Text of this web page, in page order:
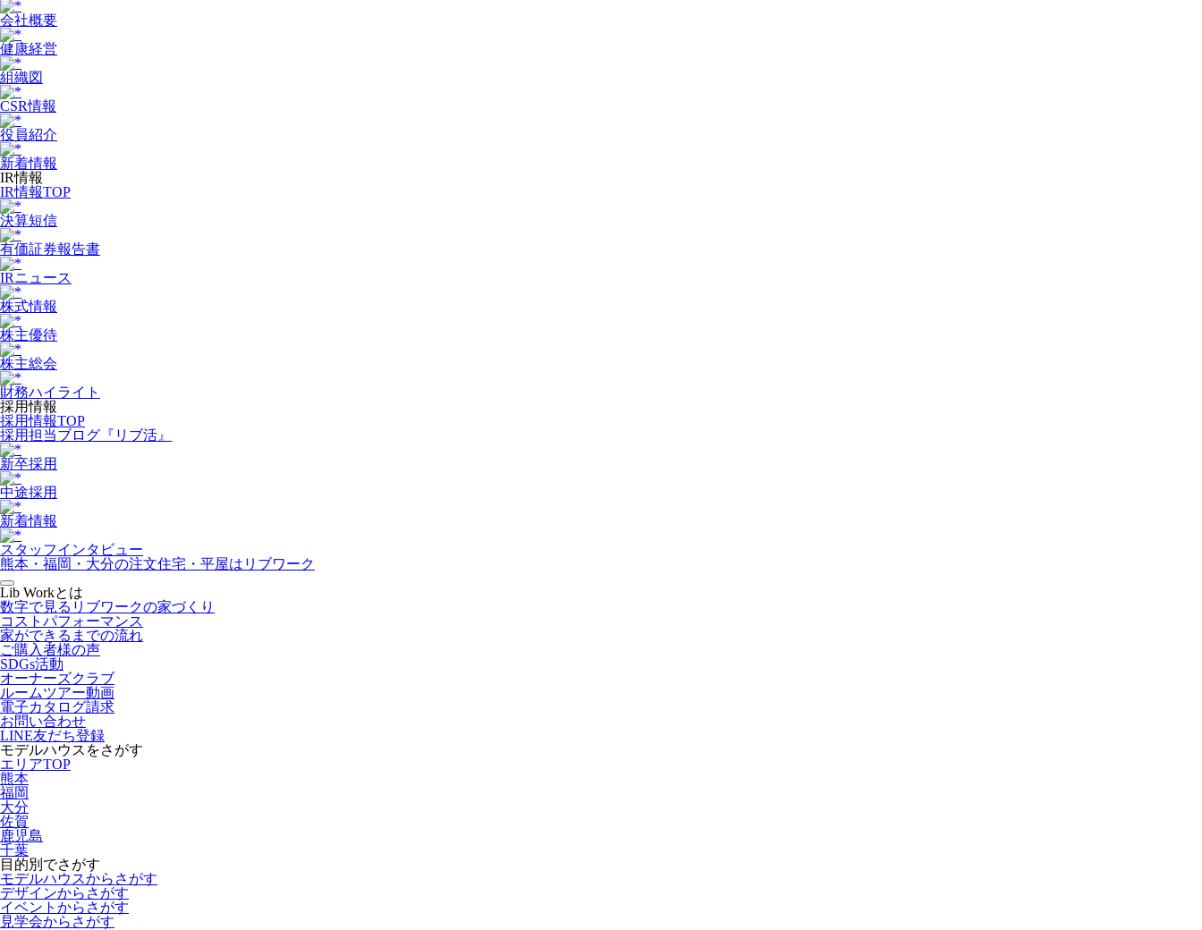
会社概要
健康経営
組織図
CSR情報
役員紹介
新着情報
IR情報
IR情報TOP
決算短信
有価証券報告書
IRニュース
株式情報
株主優待
株主総会
財務ハイライト
採用情報
採用情報TOP
採用担当ブログ『リブ活』
新卒採用
中途採用
新着情報
スタッフインタビュー
熊本・福岡・大分の注文住宅・平屋はリブワーク
Lib Workとは
数字で見るリブワークの家づくり
コストパフォーマンス
家ができるまでの流れ
ご購入者様の声
SDGs活動
オーナーズクラブ
ルームツアー動画
電子カタログ請求
お問い合わせ
LINE友だち登録
モデルハウスをさがす
エリアTOP
熊本
福岡
大分
佐賀
鹿児島
千葉
目的別でさがす
モデルハウスからさがす
デザインからさがす
イベントからさがす
見学会からさがす